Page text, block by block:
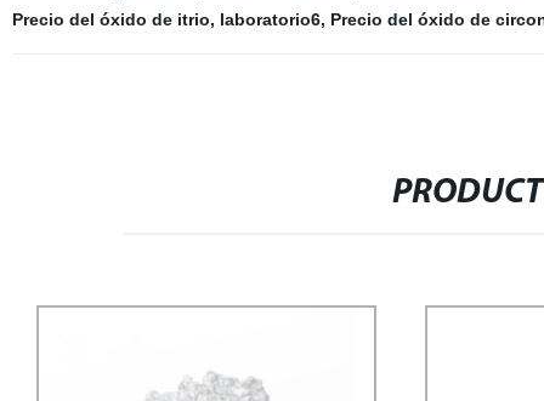
Precio del óxido de itrio, laboratorio6, Precio del óxido de